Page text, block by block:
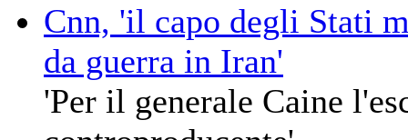
Cnn, 'il capo degli Stati
da guerra in Iran'
'Per il generale Caine